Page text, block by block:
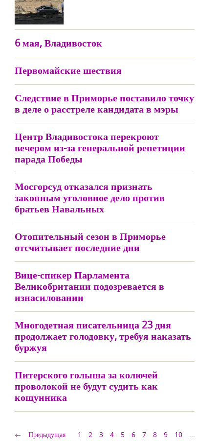
6 мая, Владивосток
Первомайские шествия
Следствие в Приморье поставило точку
в деле о расстреле кандидата в мэры
Центр Владивостока перекроют
вечером из-за генеральной репетиции
парада Победы
Мосгорсуд отказался признать
законным уголовное дело против
братьев Навальных
Отопительный сезон в Приморье
отсчитывает последние дни
Вице-спикер Парламента
Великобритании подозревается в
изнасиловании
Многодетная писательница 23 дня
продолжает голодовку, требуя наказать
буржуя
Питерского голыша за колючей
проволокой не будут судить как
кощунника
Предыдущая 1 2 3 4 5 6 7 8 9 10
...